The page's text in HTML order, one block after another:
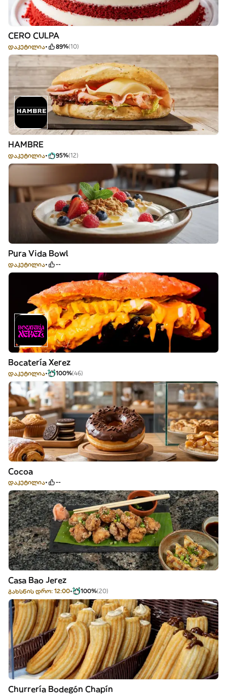
CERO CULPA
დაკეტილია 89%(10)
HAMBRE
დაკეტილია 95%(12)
Pura Vida Bowl
დაკეტილია --
Bocatería Xerez
დაკეტილია 100%(46)
Cocoa
დაკეტილია --
Casa Bao Jerez
გახსნის დრო: 12:00 100%(20)
Churrería Bodegón Chapín